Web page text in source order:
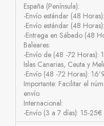
España (Península):
-Envío estándar (48
-Envío estándar (48
-Entrega en Sábado (48
Baleares:
-Envío de (48 -72 Horas):
Islas Canarias, Ceuta y
-Envío (48 -72 Horas):
Importante: Facilitar el
envío.
Internacional:
-Envío (3 a 7 días): 15-